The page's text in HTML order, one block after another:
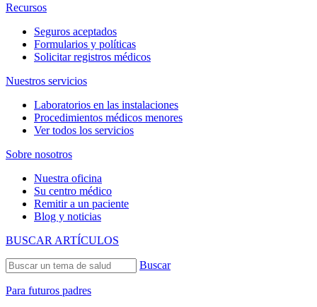
Recursos
Seguros aceptados
Formularios y políticas
Solicitar registros médicos
Nuestros servicios
Laboratorios en las instalaciones
Procedimientos médicos menores
Ver todos los servicios
Sobre nosotros
Nuestra oficina
Su centro médico
Remitir a un paciente
Blog y noticias
BUSCAR ARTÍCULOS
Buscar
Para futuros padres